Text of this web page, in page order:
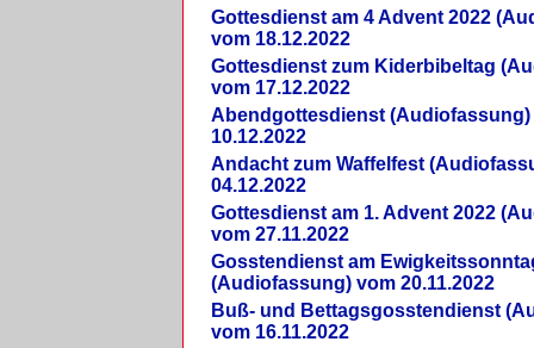
Gottesdienst am 4 Advent 2022
vom 18.12.2022
Gottesdienst zum Kiderbibeltag
vom 17.12.2022
Abendgottesdienst (Audiofassung)
10.12.2022
Andacht zum Waffelfest
04.12.2022
Gottesdienst am 1. Advent 2022
vom 27.11.2022
Gosstendienst am
(Audiofassung) vom 20.11.2022
Buß- und Bettagsgosstendienst
vom 16.11.2022